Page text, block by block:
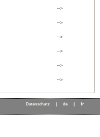
-->
-->
-->
-->
-->
-->
Datenschutz de fr